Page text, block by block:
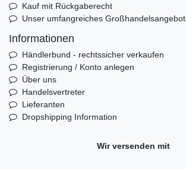
Kauf mit Rückgaberecht
Unser umfangreiches Großhandelsangebot
Informationen
Händlerbund - rechtssicher verkaufen
Registrierung / Konto anlegen
Über uns
Handelsvertreter
Lieferanten
Dropshipping Information
Wir versenden mit